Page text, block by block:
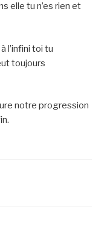
elle tu n’es rien et
l’infini toi tu
toujours
notre progression